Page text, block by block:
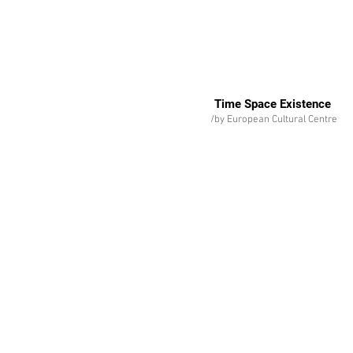
Time Space Existence
/by European Cultural Centre